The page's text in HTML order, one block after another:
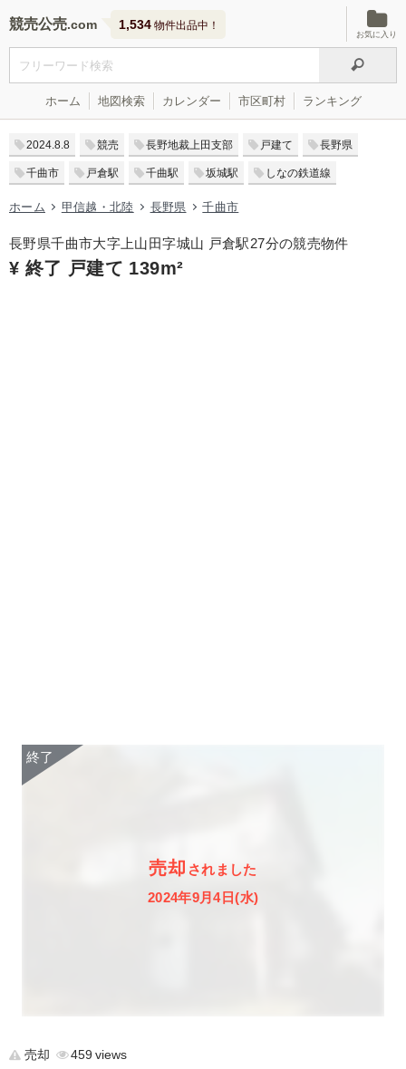
競売公売 1,534 物件出品中！
お気に入り
ホーム 地図検索 カレンダー 市区町村 ランキング
2024.8.8 競売 長野地裁上田支部 戸建て 長野県
千曲市 戸倉駅 千曲駅 坂城駅 しなの鉄道線
ホーム 甲信越・北陸 長野県 千曲市
長野県千曲市大字上山田字城山 戸倉駅27分の競売物件
¥ 終了 戸建て 139m²
売却 されました
2024年9月4日(水)
売却
459